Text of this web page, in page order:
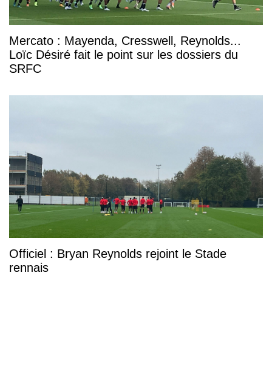
Mercato : Mayenda, Cresswell, Reynolds...
Loïc Désiré fait le point sur les dossiers du
SRFC
Officiel : Bryan Reynolds rejoint le Stade
rennais